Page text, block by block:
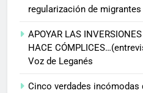
regularización de migrantes
APOYAR LAS
HACE
Voz de Leganés
Cinco verdades incómodas